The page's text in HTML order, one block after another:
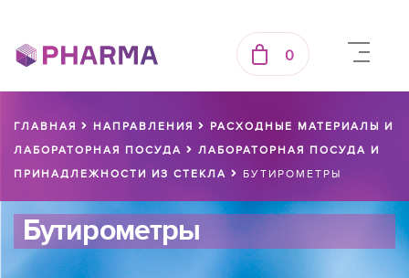
0
ГЛАВНАЯ НАПРАВЛЕНИЯ
РАСХОДНЫЕ МАТЕРИАЛЫ И
ЛАБОРАТОРНАЯ ПОСУДА
ЛАБОРАТОРНАЯ ПОСУДА И
ПРИНАДЛЕЖНОСТИ ИЗ СТЕКЛА
БУТИРОМЕТРЫ
Бутирометры